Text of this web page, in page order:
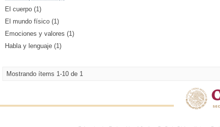
El cuerpo (1)
El mundo físico (1)
Emociones y valores (1)
Habla y lenguaje (1)
Mostrando ítems 1-10 de 1